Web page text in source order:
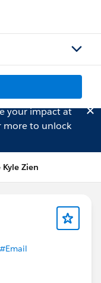
your impact at
to unlock
Zien
#Email